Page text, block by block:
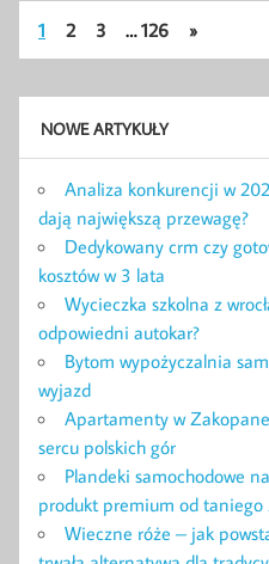
1 2 3 … 126 »
NOWE ARTYKUŁY
Analiza konkurencji w
dają największą przewagę?
Dedykowany crm czy
kosztów w 3 lata
Wycieczka szkolna z
odpowiedni autokar?
Bytom wypożyczalnia
wyjazd
Apartamenty w
sercu polskich gór
Plandeki samochodowe
produkt premium od taniego
Wieczne róże – jak